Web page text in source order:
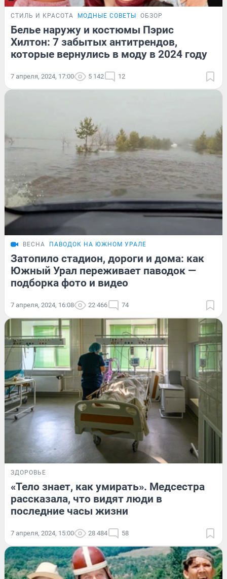
СТИЛЬ И КРАСОТА МОДНЫЕ СОВЕТЫ ОБЗОР
Белье наружу и костюмы Пэрис
Хилтон: 7 забытых антитрендов,
которые вернулись в моду в 2024 году
7 апреля, 2024, 17:00 5 142 12
ВЕСНА ПАВОДОК НА ЮЖНОМ УРАЛЕ
Затопило стадион, дороги и дома: как
Южный Урал переживает паводок —
подборка фото и видео
7 апреля, 2024, 16:08 22 466 74
ЗДОРОВЬЕ
«Тело знает, как умирать». Медсестра
рассказала, что видят люди в
последние часы жизни
7 апреля, 2024, 15:00 28 484 58